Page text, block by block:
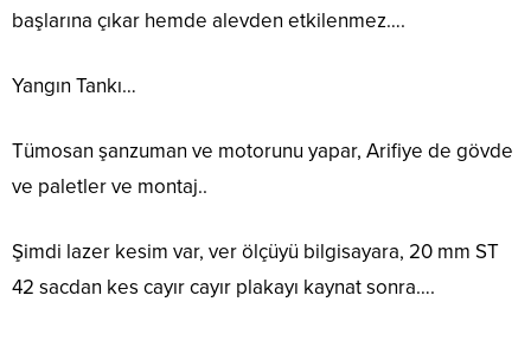
başlarına çıkar hemde alevden etkilenmez….
Yangın Tankı…
Tümosan şanzuman ve motorunu yapar, Arifiye de gövde
ve paletler ve montaj..
Şimdi lazer kesim var, ver ölçüyü bilgisayara, 20 mm ST
42 sacdan kes cayır cayır plakayı kaynat sonra….